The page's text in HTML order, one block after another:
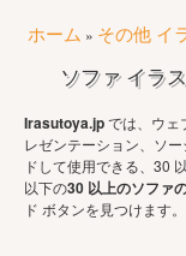
ホーム » その他 イ
ソファ イラ
Irasutoya.jpでは、ウェ
レゼンテーション、ソ
ドして使用できる、30
以下の30 以上のソファ
ド ボタンを見つけます